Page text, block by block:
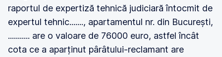
raportul de expertiză tehnică judiciară întocmit de
expertul tehnic......., apartamentul nr. din București,
........... are o valoare de 76000 euro, astfel încât
cota ce a aparținut pârâtului-reclamant are